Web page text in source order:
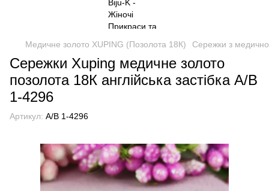
Медичне золото XUPING (Позолота 18К) Сережки з
Сережки Xuping медичне золото
позолота 18К англійська застібка А/В
1-4296
Артикул: А/В 1-4296